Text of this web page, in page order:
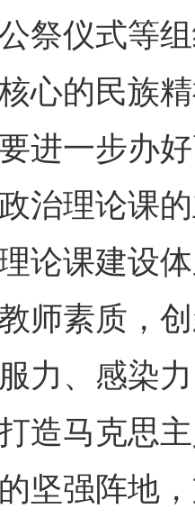
祭仪式等
心的民族
进一步办
治理论课
论课建设
师素质，
力、感染
造马克思
坚强阵地